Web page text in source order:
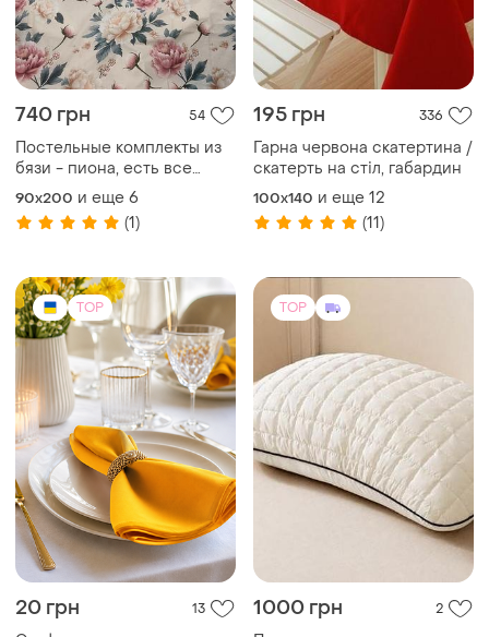
740 грн 54
Постельные комплекты из
бязи - пиона, есть все
размеры, быстрая отправка
90х200 и еще 6
(1)
195 грн 336
Гарна червона скатертина /
скатерть на стіл, габардин
100x140 и еще 12
(11)
TOP
20 грн 13
TOP
1000 грн 2